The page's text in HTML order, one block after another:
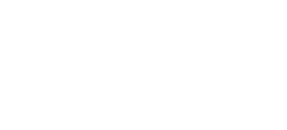
山农
班级活力